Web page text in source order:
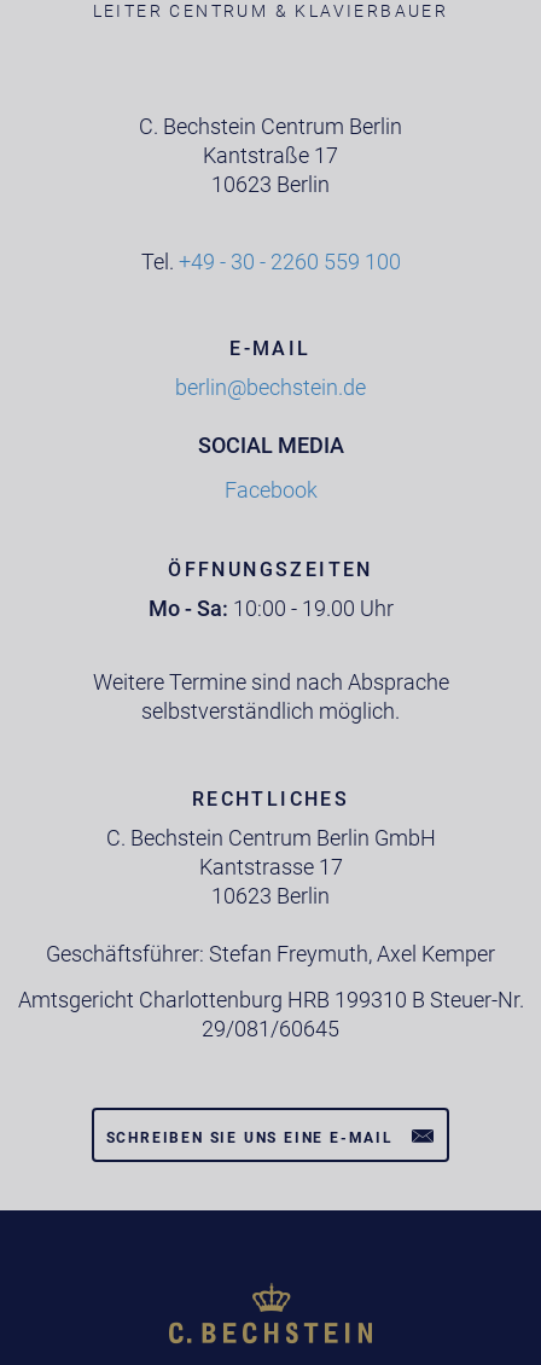
LEITER CENTRUM & KLAVIERBAUER
C. Bechstein Centrum Berlin
Kantstraße 17
10623 Berlin
Tel. +49 - 30 - 2260 559 100
E-MAIL
berlin@bechstein.de
SOCIAL MEDIA
Facebook
ÖFFNUNGSZEITEN
Mo - Sa: 10:00 - 19.00 Uhr
Weitere Termine sind nach Absprache
selbstverständlich möglich.
RECHTLICHES
C. Bechstein Centrum Berlin GmbH
Kantstrasse 17
10623 Berlin
Geschäftsführer: Stefan Freymuth, Axel Kemper
Amtsgericht Charlottenburg HRB 199310 B Steuer-Nr.
29/081/60645
SCHREIBEN SIE UNS EINE E-MAIL